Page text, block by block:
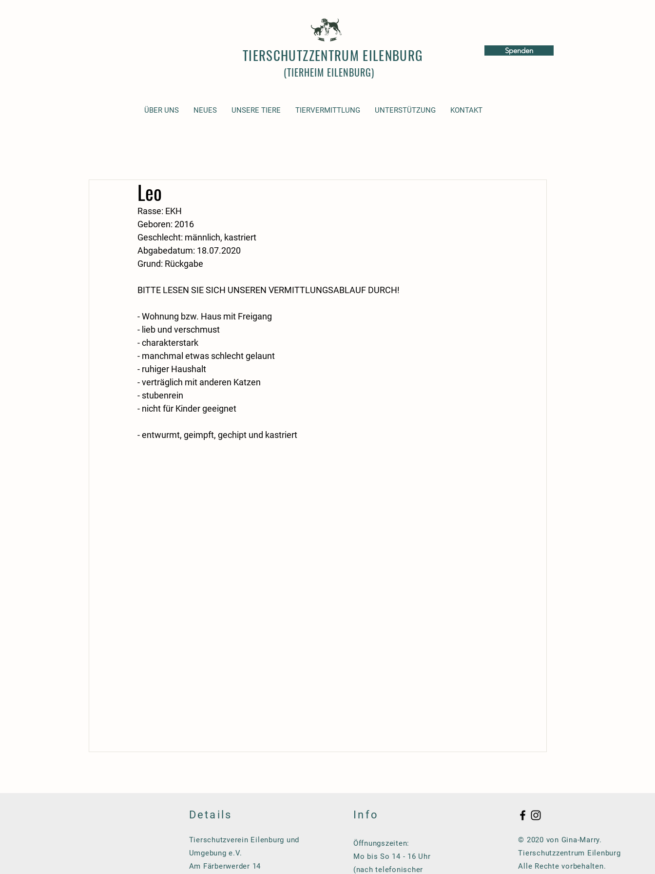
TIERSCHUTZZENTRUM EILENBURG
(TIERHEIM EILENBURG)
Spenden
ÜBER UNS NEUES UNSERE TIERE TIERVERMITTLUNG UNTERSTÜTZUNG KONTAKT
Leo
Rasse: EKH
​Geboren: 2016
​Geschlecht: männlich, kastriert
​​Abgabedatum: 18.07.2020
​Grund: Rückgabe
BITTE LESEN SIE SICH UNSEREN VERMITTLUNGSABLAUF DURCH!
- Wohnung bzw. Haus mit Freigang
- lieb und verschmust
- charakterstark
- manchmal etwas schlecht gelaunt
- ruhiger Haushalt
- verträglich mit anderen Katzen
- stubenrein
- nicht für Kinder geeignet
- entwurmt, geimpft, gechipt und kastriert
Details
Tierschutzverein Eilenburg und
Umgebung e.V.
Am Färberwerder 14
Info
Öffnungszeiten:
Mo bis So 14 - 16 Uhr
(nach telefonischer
© 2020 von Gina-Marry.
Tierschutzzentrum Eilenburg
Alle Rechte vorbehalten.